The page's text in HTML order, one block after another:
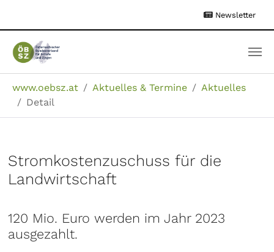
Newsletter
www.oebsz.at Aktuelles & Termine
Aktuelles
Detail
Stromkostenzuschuss für die
Landwirtschaft
120 Mio. Euro werden im Jahr 2023
ausgezahlt.